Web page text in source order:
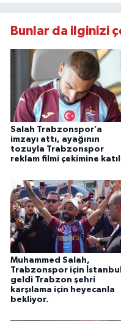
Bunlar da ilginizi
Salah Trabzonspor’a
imzayı attı, ayağının
tozuyla Trabzonspor
reklam filmi çekimine
Muhammed Salah,
Trabzonspor için
geldi Trabzon şehri
karşılama için heyecanla
bekliyor.